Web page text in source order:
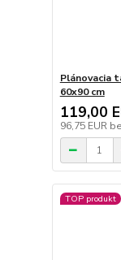
Plánovacia
60x90 cm
119,00
96,75 EUR
TOP produkt